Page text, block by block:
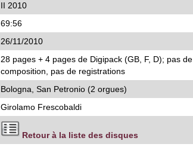
II 2010
69:56
26/11/2010
28 pages + 4 pages de Digipack (GB, F, D); pas
composition, pas de registrations
Bologna, San Petronio (2 orgues)
Girolamo Frescobaldi
Retour à la liste des disques